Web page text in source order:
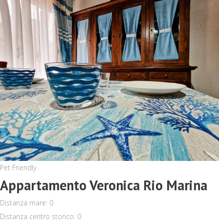
Pet Friendly
Appartamento Veronica Rio Marina
Distanza mare: 0
Distanza centro storico: 0